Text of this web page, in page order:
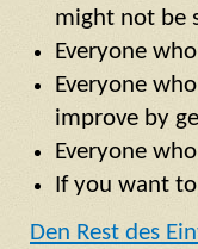
might not be
Everyone
Everyone
improve by
Everyone
If you want
Den Rest des